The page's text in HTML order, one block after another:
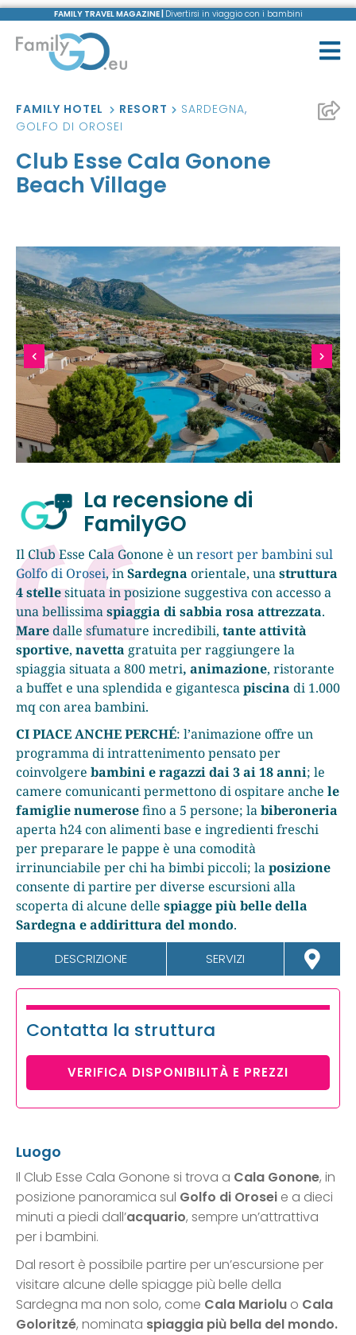
FAMILY TRAVEL MAGAZINE | Divertirsi in viaggio con i bambini
FAMILY HOTEL RESORT SARDEGNA,
GOLFO DI OROSEI
Club Esse Cala Gonone
Beach Village
La recensione di
FamilyGO
Il Club Esse Cala Gonone è unresort per bambini sul
Golfo di Orosei, inSardegna orientale, unastruttura
4 stellesituata in posizione suggestiva con accesso a
una bellissimaspiaggia di sabbia rosa attrezzata.
Maredalle sfumature incredibili, tante attività
sportive, navetta gratuita per raggiungere la
spiaggia situata a 800 metri, animazione, ristorante
a buffet e una splendida e gigantescapiscina di 1.000
mq con area bambini.
CI PIACE ANCHE PERCHÉ: l’animazione offre un
programma di intrattenimento pensato per
coinvolgere bambini e ragazzi dai 3 ai 18 anni; le
camere comunicanti permettono di ospitare anche le
famiglie numerosefino a 5 persone; labiberoneria
aperta h24 con alimenti base e ingredienti freschi
per preparare le pappe è una comodità
irrinunciabile per chi ha bimbi piccoli; laposizione
consente di partire per diverse escursioni alla
scoperta di alcune delle spiagge più belle della
Sardegna e addirittura del mondo.
DESCRIZIONE SERVIZI
Contatta la struttura
VERIFICA DISPONIBILITÀ E PREZZI
Luogo
Il Club Esse Cala Gonone si trova a Cala Gonone, in
posizione panoramica sul Golfo di Orosei e a dieci
minuti a piedi dall’acquario, sempre un’attrattiva
per i bambini.
Dal resort è possibile partire per un’escursione per
visitare alcune delle spiagge più belle della
Sardegna ma non solo, come Cala Mariolu o Cala
Goloritzé, nominata spiaggia più bella del mondo.